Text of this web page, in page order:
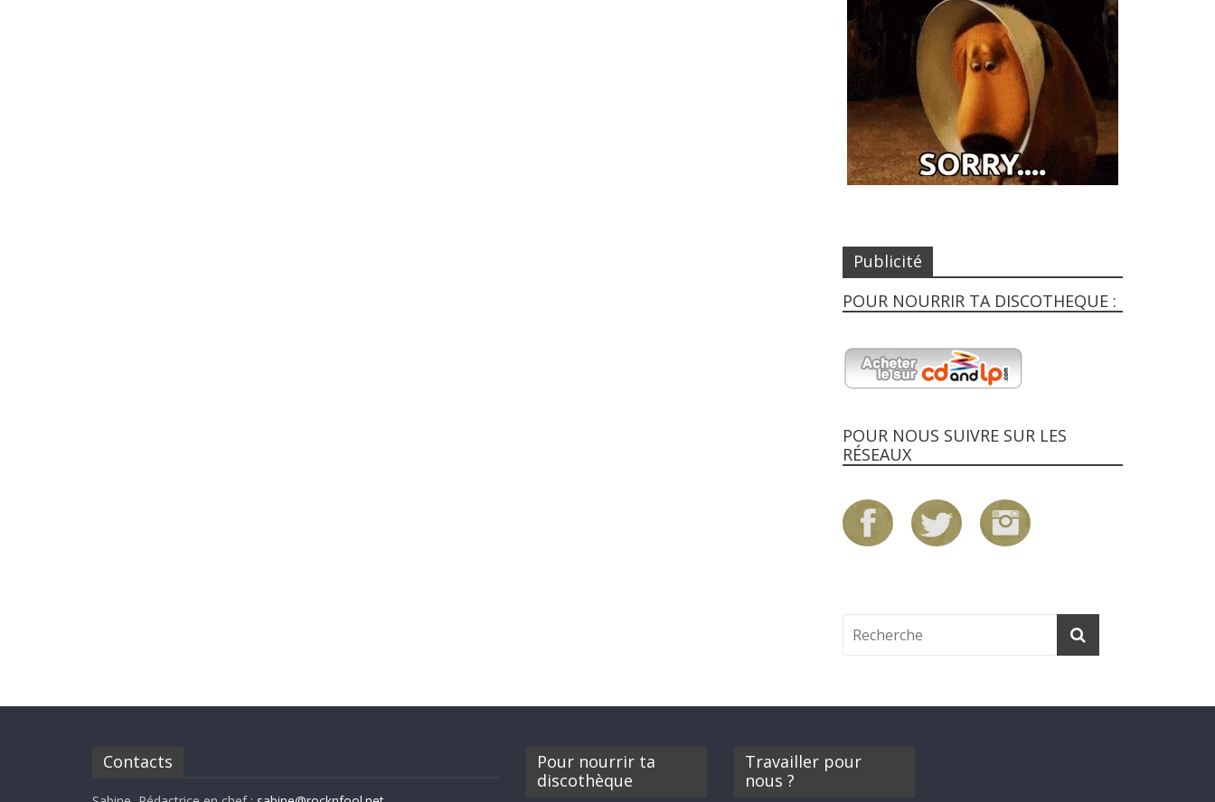
Publicité
POUR NOURRIR TA DISCOTHEQUE :
POUR NOUS SUIVRE SUR LES
RÉSEAUX
Contacts
Pour nourrir ta
discothèque
Travailler pour
nous ?